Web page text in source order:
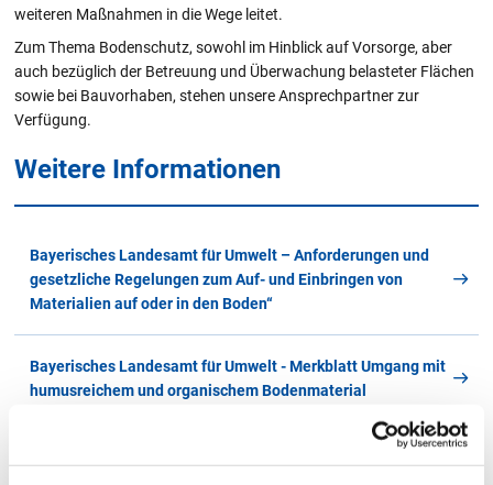
weiteren Maßnahmen in die Wege leitet.
Zum Thema Bodenschutz, sowohl im Hinblick auf Vorsorge, aber
auch bezüglich der Betreuung und Überwachung belasteter Flächen
sowie bei Bauvorhaben, stehen unsere Ansprechpartner zur
Verfügung.
Weitere Informationen
Bayerisches Landesamt für Umwelt – Anforderungen und
gesetzliche Regelungen zum Auf- und Einbringen von
Materialien auf oder in den Boden“
Bayerisches Landesamt für Umwelt - Merkblatt Umgang mit
humusreichem und organischem Bodenmaterial